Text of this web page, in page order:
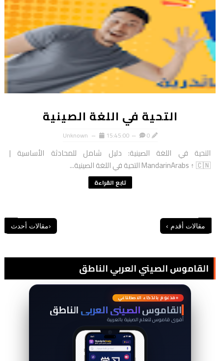
التحية في اللغة الصينية
Unknown 15:45:00 0
التحية في اللغة الصينية: دليل شامل للمحادثة الأساسية |
MandarinArabs ↑ 🇨🇳 التحية في اللغة الصينية...
تابع القراءة
القاموس الصيني العربي الناطق
词
典
مدعوم بالذكاء الاصطناعي
القاموسالصيني العربيالناطق
أقوى قاموس لتعلم الصينية بالعربية